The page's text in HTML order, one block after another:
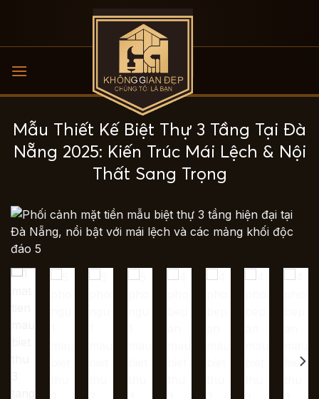
Mẫu Thiết Kế Biệt Thự 3 Tầng Tại Đà
Nẵng 2025: Kiến Trúc Mái Lệch & Nội
Thất Sang Trọng